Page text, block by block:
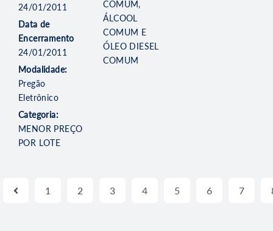
24/01/2011
Data de
Encerramento
24/01/2011
Modalidade:
Pregão
Eletrônico
Categoria:
MENOR PREÇO
POR LOTE
COMUM,
ÁLCOOL
COMUM E
ÓLEO DIESEL
COMUM
1 2 3 4 5 6 7